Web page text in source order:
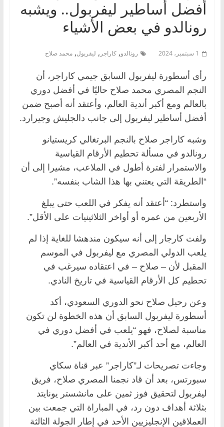
أفضل أساطير ليفربول.. ويشبه
رونالدو في بعض الأشياء
1 سبتمبر، 2024 رونالدو, كاراجر , ليفربول, محمد صلاح
رأى أسطورة ليفربول السابق جيمي كاراجر، أن
النجم المصري محمد صلاح حاليًا في أفضل دوري
بالعالم ومع أكبر أندية العالم، وأعتقد أنه أصبح ضمن
أفضل أساطير ليفربول إلى جانب دالجليش وجيرارد.
وشبه كاراجر صلاح بالنجم البرتغالي كريستيانو
رونالدو في مسألة تحطيم الأرقام القياسية
والاستمرار لفترة أطول في الملاعب، مشيرا إلى أن
“الطريقة التي يعتني بها هذا الشاب بنفسه”.
واستطرد: “أعتقد أنه يفكر في اللعب حتى يبلغ
الأربعين من عمره أو أواخر الثلاثينيات على الأقل”.
ولفت كارجار إلى أنه سيكون مندهشا للغاية إذا لم
يلعب الدولي المصري مع ليفربول في الموسم
المقبل لأن – صلاح – في اعتقاده سيرغب في
تحطيم كل الأرقام القياسية في تاريخ النادي.
وعن رحيل صلاح نحو الدوري السعودي، أكد
أسطورة ليفربول السابق أن هذه الخطوة لن تكون
مناسبة لصلاح، فهو “يلعب في أفضل دوري في
العالم، مع أحد أكبر الأندية في العالم”.
وجاءت تصريحات لـ”كاراجر” عبر قناة سكاي
سبورتس، بعد أن قاد نجمنا المصري صلاح، فريق
ليفربول لتحقيق فوز ثمين على مانشستر يونايتد
بثلاثة أهداف دون رد، في المباراة التي جمعت بين
العملاقين الإنجليزيين الأحد في إطار الجولة الثالثة